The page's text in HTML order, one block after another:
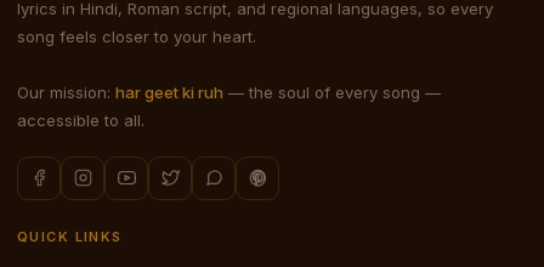
lyrics in Hindi, Roman script, and regional languages, so every
song feels closer to your heart.
Our mission: har geet ki ruh — the soul of every song —
accessible to all.
QUICK LINKS